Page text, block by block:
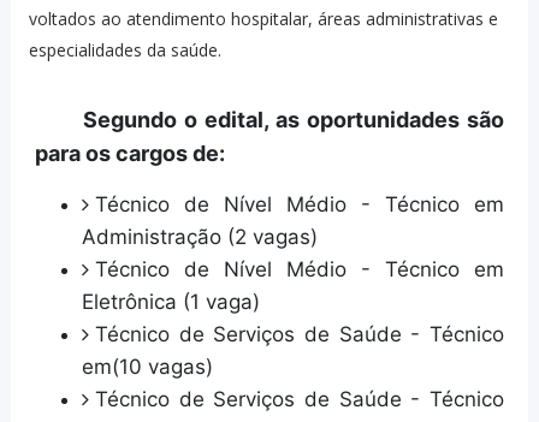
voltados ao atendimento hospitalar, áreas administrativas e
especialidades da saúde.
Segundo o edital, as oportunidades são
para os cargos de:
Técnico de Nível Médio - Técnico em
Administração (2 vagas)
Técnico de Nível Médio - Técnico em
Eletrônica (1 vaga)
Técnico de Serviços de Saúde - Técnico
em(10 vagas)
Técnico de Serviços de Saúde - Técnico